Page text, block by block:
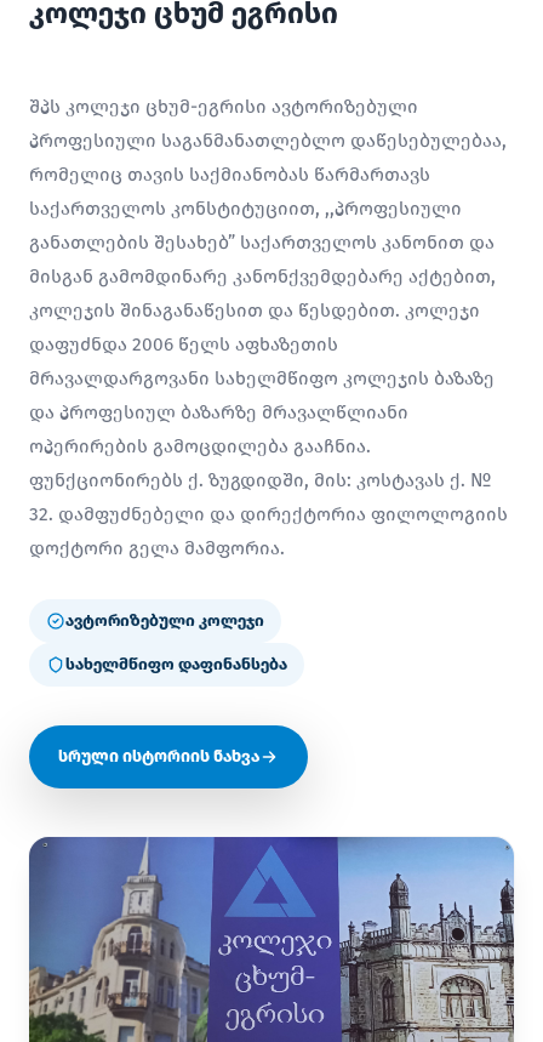
კოლეჯი ცხუმ ეგრისი
შპს კოლეჯი ცხუმ-ეგრისი ავტორიზებული
პროფესიული საგანმანათლებლო დაწესებულებაა,
რომელიც თავის საქმიანობას წარმართავს
საქართველოს კონსტიტუციით, ,,პროფესიული
განათლების შესახებ” საქართველოს კანონით და
მისგან გამომდინარე კანონქვემდებარე აქტებით,
კოლეჯის შინაგანაწესით და წესდებით. კოლეჯი
დაფუძნდა 2006 წელს აფხაზეთის
მრავალდარგოვანი სახელმწიფო კოლეჯის ბაზაზე
და პროფესიულ ბაზარზე მრავალწლიანი
ოპერირების გამოცდილება გააჩნია.
ფუნქციონირებს ქ. ზუგდიდში, მის: კოსტავას ქ. №
32. დამფუძნებელი და დირექტორია ფილოლოგიის
დოქტორი გელა მამფორია.
ავტორიზებული კოლეჯი
სახელმწიფო დაფინანსება
სრული ისტორიის ნახვა